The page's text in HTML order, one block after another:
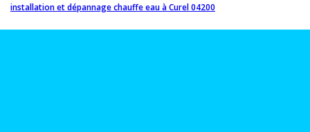
installation et dépannage chauffe eau à Curel 04200